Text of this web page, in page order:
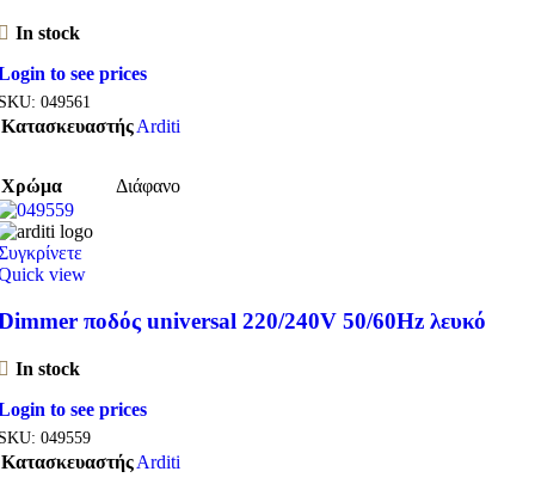
In stock
to see prices
049561
ΚατασκευαστήςArditi
Χρώμα Διάφανο
view
ποδός universal 220/240V 50/60Hz λευκό
In stock
to see prices
049559
ΚατασκευαστήςArditi